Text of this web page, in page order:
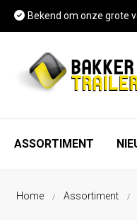
Bekend om onze grote
ASSORTIMENT
As, wiel en rem
FAQ
Home Assortiment